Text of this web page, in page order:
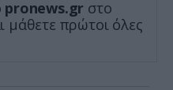
pronews.gr στο
μάθετε πρώτοι όλες